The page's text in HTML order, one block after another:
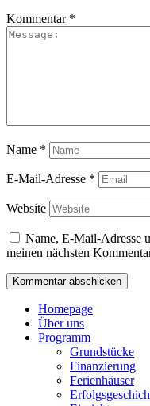
Kommentar *
Name *
E-Mail-Adresse *
Website
Name, E-Mail-Adresse
meinen nächsten
Homepage
Über uns
Programm
Grundstücke
Finanzierung
Ferienhäuser